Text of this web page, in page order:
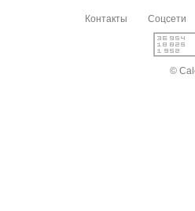
Контакты Соцсети
©